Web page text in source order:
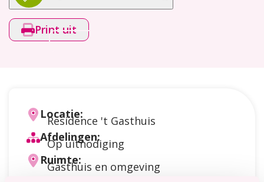
Print uit
Locatie:
Residence 't Gasthuis
Afdelingen:
Op uitnodiging
Ruimte:
Gasthuis en omgeving